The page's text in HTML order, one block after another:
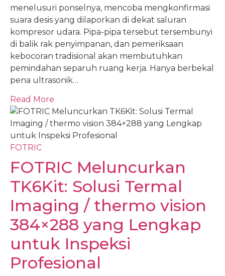
menelusuri ponselnya, mencoba mengkonfirmasi
suara desis yang dilaporkan di dekat saluran
kompresor udara. Pipa-pipa tersebut tersembunyi
di balik rak penyimpanan, dan pemeriksaan
kebocoran tradisional akan membutuhkan
pemindahan separuh ruang kerja. Hanya berbekal
pena ultrasonik…
Read More
FOTRIC
FOTRIC Meluncurkan
TK6Kit: Solusi Termal
Imaging / thermo vision
384×288 yang Lengkap
untuk Inspeksi
Profesional